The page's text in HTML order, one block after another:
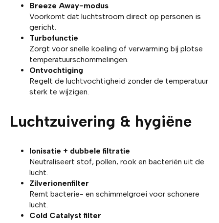
Breeze Away-modus
Voorkomt dat luchtstroom direct op personen is
gericht.
Turbofunctie
Zorgt voor snelle koeling of verwarming bij plotse
temperatuurschommelingen.
Ontvochtiging
Regelt de luchtvochtigheid zonder de temperatuur
sterk te wijzigen.
Luchtzuivering & hygiëne
Ionisatie + dubbele filtratie
Neutraliseert stof, pollen, rook en bacteriën uit de
lucht.
Zilverionenfilter
Remt bacterie- en schimmelgroei voor schonere
lucht.
Cold Catalyst filter